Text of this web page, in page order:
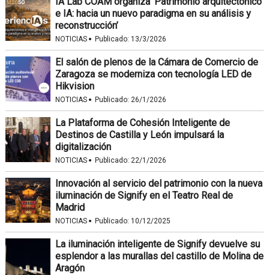
e IA: hacia un nuevo paradigma en su análisis y
reconstrucción’
NOTICIAS · Publicado: 13/3/2026
El salón de plenos de la Cámara de Comercio de
Zaragoza se moderniza con tecnología LED de
Hikvision
NOTICIAS · Publicado: 26/1/2026
La Plataforma de Cohesión Inteligente de
Destinos de Castilla y León impulsará la
digitalización
NOTICIAS · Publicado: 22/1/2026
Innovación al servicio del patrimonio con la nueva
iluminación de Signify en el Teatro Real de
Madrid
NOTICIAS · Publicado: 10/12/2025
La iluminación inteligente de Signify devuelve su
esplendor a las murallas del castillo de Molina de
Aragón